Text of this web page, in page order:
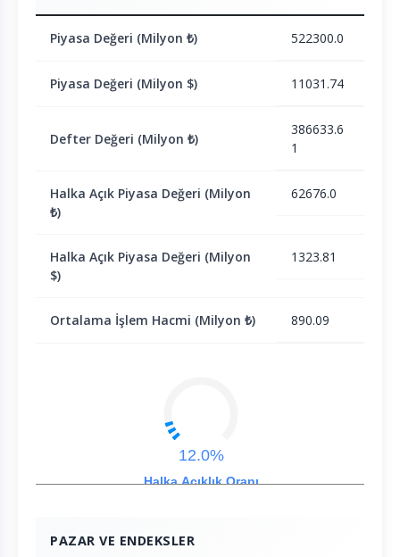
Piyasa Değeri (Milyon ₺) 522300.0
Piyasa Değeri (Milyon $) 11031.74
Defter Değeri (Milyon ₺)
386633.6
1
Halka Açık Piyasa Değeri (Milyon
₺)
62676.0
Halka Açık Piyasa Değeri (Milyon
$)
1323.81
Ortalama İşlem Hacmi (Milyon ₺) 890.09
Halka Açıklık Oranı
12.0%
PAZAR VE ENDEKSLER